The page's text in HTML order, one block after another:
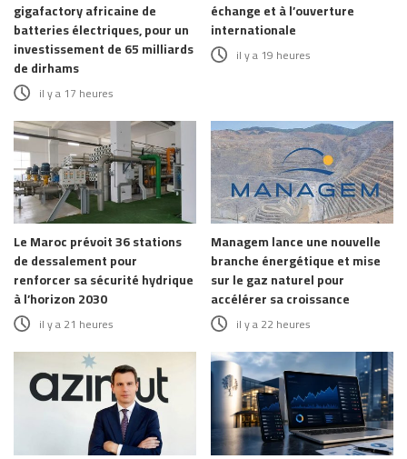
gigafactory africaine de
batteries électriques, pour un
investissement de 65 milliards
de dirhams
il y a 17 heures
échange et à l’ouverture
internationale
il y a 19 heures
Le Maroc prévoit 36 stations
de dessalement pour
renforcer sa sécurité hydrique
à l’horizon 2030
il y a 21 heures
Managem lance une nouvelle
branche énergétique et mise
sur le gaz naturel pour
accélérer sa croissance
il y a 22 heures